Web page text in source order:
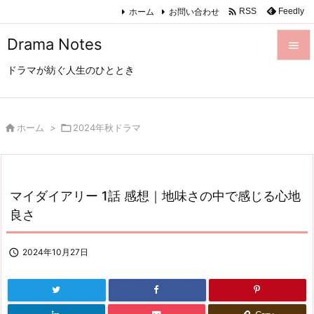
Drama Notes
ドラマが紡ぐ人生のひととき

次へ
検索
ホーム お問い合わせ  RSS Feedly
 ホーム > 2024年秋ドラマ
マイダイアリー 1話 感想｜地味さの中で感じる心地
良さ
 2024年10月27日